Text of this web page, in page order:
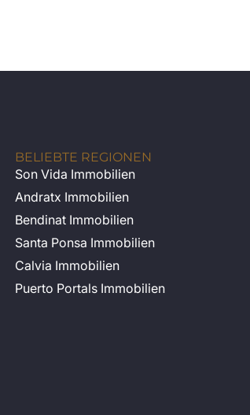
BELIEBTE REGIONEN
Son Vida Immobilien
Andratx Immobilien
Bendinat Immobilien
Santa Ponsa Immobilien
Calvia Immobilien
Puerto Portals Immobilien